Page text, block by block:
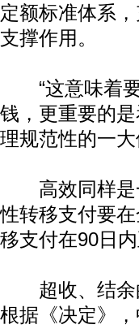
定额标准体系
支撑作用。
“这意味着要
钱，更重要的
理规范性的一大
高效同样是
性转移支付要
移支付在90日内
超收、结余
根据《决定》